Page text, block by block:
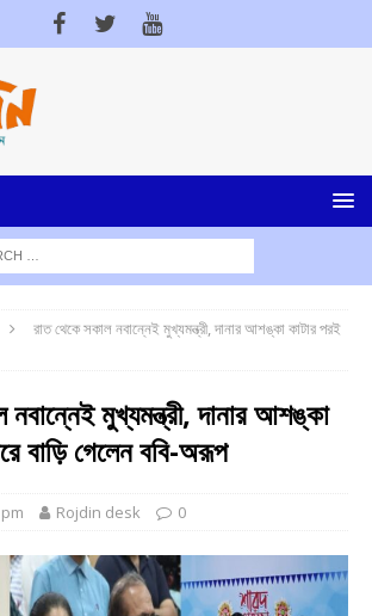
রাত থেকে সকাল নবান্নেই মুখ্যমন্ত্রী, দানার আশঙ্কা কাটার পরই
মুখ্যমন্ত্রী, দানার আশঙ্কা
বাড়ি গেলেন ববি-অরূপ
Rojdin desk 0